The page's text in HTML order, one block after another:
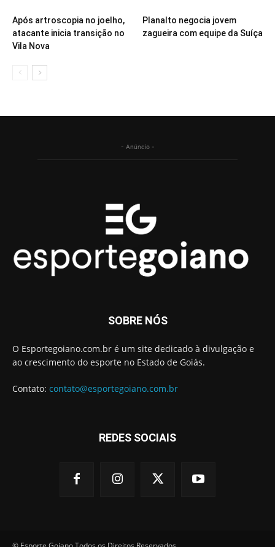
Após artroscopia no joelho,
atacante inicia transição no
Vila Nova
Planalto negocia jovem
zagueira com equipe da Suíça
- Anúncio -
SOBRE NÓS
O Esportegoiano.com.br é um site dedicado à divulgação e
ao crescimento do esporte no Estado de Goiás.
Contato: contato@esportegoiano.com.br
REDES SOCIAIS